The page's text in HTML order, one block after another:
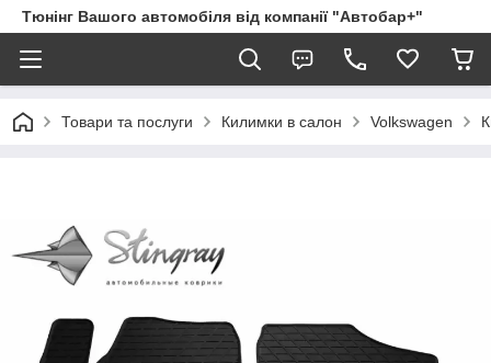
Тюнінг Вашого автомобіля від компанії "Автобар+"
Товари та послуги Килимки в салон Volkswagen